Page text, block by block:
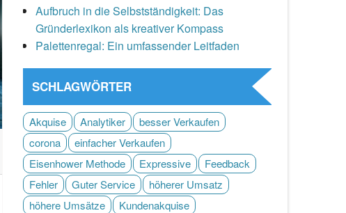
Aufbruch in die Selbstständigkeit: Das
Gründerlexikon als kreativer Kompass
Palettenregal: Ein umfassender Leitfaden
SCHLAGWÖRTER
Akquise Analytiker
besser Verkaufen
corona
einfacher Verkaufen
Eisenhower Methode
Expressive
Feedback
Fehler
Guter Service
höherer Umsatz
höhere Umsätze
Kundenakquise